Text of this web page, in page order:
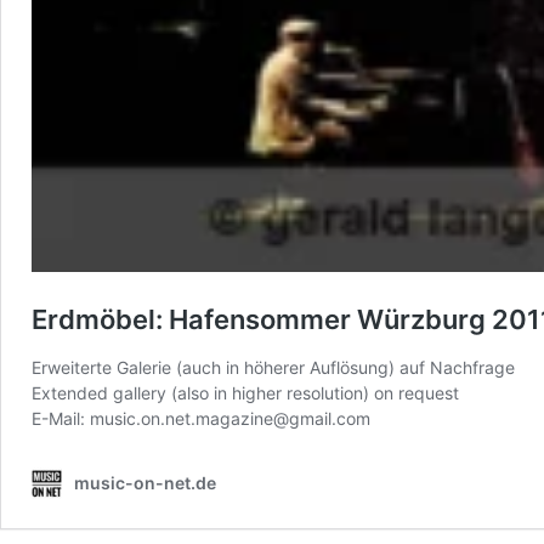
Erdmöbel: Hafensommer Würzburg
Erweiterte Galerie (auch in höherer Auflösung) auf Nachfrage
Extended gallery (also in higher resolution) on request
E-Mail: music.on.net.magazine@gmail.com
music-on-net.de